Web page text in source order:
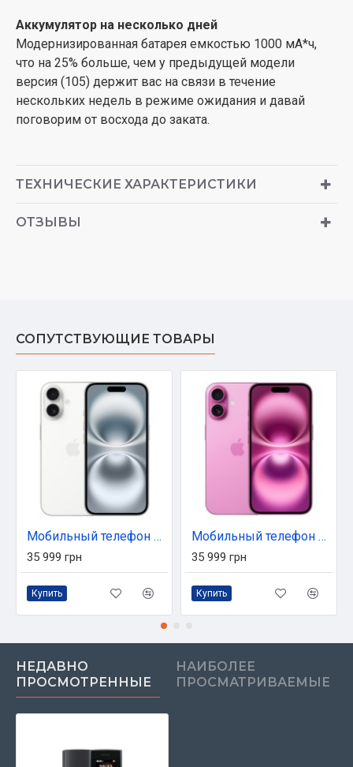
Аккумулятор на несколько дней
Модернизированная батарея емкостью 1000 мА*ч,
что на 25% больше, чем у предыдущей модели
версия (105) держит вас на связи в течение
нескольких недель в режиме ожидания и давай
поговорим от восхода до заката.
ТЕХНИЧЕСКИЕ ХАРАКТЕРИСТИКИ
ОТЗЫВЫ
СОПУТСТВУЮЩИЕ ТОВАРЫ
Мобильный телефон Apple iPhone 16 128GB White (MYE93)
35 999 грн
Купить
Мобильный телефон Apple iPhone 16 128GB Pink (MYEA3)
35 999 грн
Купить
НЕДАВНО
ПРОСМОТРЕННЫЕ
НАИБОЛЕЕ
ПРОСМАТРИВАЕМЫЕ